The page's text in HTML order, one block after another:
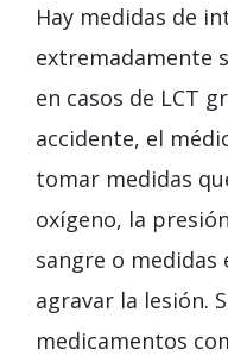
Hay medidas de
extremadamente
en casos de LCT
accidente, el
tomar medidas
oxígeno, la
sangre o
agravar la lesión.
medicamentos